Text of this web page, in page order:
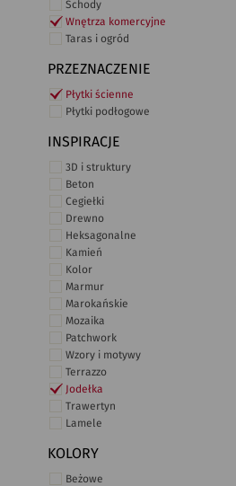
Schody
Wnętrza komercyjne
Taras i ogród
PRZEZNACZENIE
Płytki ścienne
Płytki podłogowe
INSPIRACJE
3D i struktury
Beton
Cegiełki
Drewno
Heksagonalne
Kamień
Kolor
Marmur
Marokańskie
Mozaika
Patchwork
Wzory i motywy
Terrazzo
Jodełka
Trawertyn
Lamele
KOLORY
Beżowe